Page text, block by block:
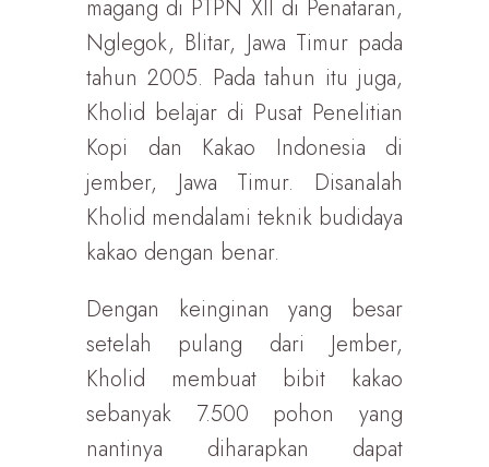
magang di PTPN XII di Penataran,
Nglegok, Blitar, Jawa Timur pada
tahun 2005. Pada tahun itu juga,
Kholid belajar di Pusat Penelitian
Kopi dan Kakao Indonesia di
jember, Jawa Timur. Disanalah
Kholid mendalami teknik budidaya
kakao dengan benar.
Dengan keinginan yang besar
setelah pulang dari Jember,
Kholid membuat bibit kakao
sebanyak 7.500 pohon yang
nantinya diharapkan dapat